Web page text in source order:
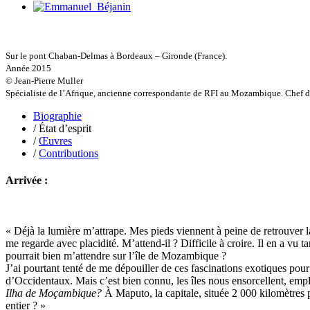
Guillotel Pierre-Antoine
Halluin Bruno d’
Harvey James
Heimburger Mario
Houdaille Christophe
Hussain Fawaz
Hussenet Emmanuel
Imhof Valentine
Klotz Lætitia
Klvana Ilya
Kotry Jérôme
La Brosse Gaële de
Labouche Didier
Lacarrière Jacques
Sur le pont Chaban-Delmas à Bordeaux – Gironde (France).
Année 2015
© Jean-Pierre Muller
Spécialiste de l’Afrique, ancienne correspondante de RFI au Mozambique. Chef
Biographie
/ État d’esprit
/Œuvres
/Contributions
Arrivée :
« Déjà la lumière m’attrape. Mes pieds viennent à peine de
me regarde avec placidité. M’attend-il ? Difficile à croire. Il en a vu
pourrait bien m’attendre sur l’île de Mozambique ?
J’ai pourtant tenté de me dépouiller de ces fascinations exotiques
d’Occidentaux. Mais c’est bien connu, les îles nous ensorcellent,
Ilha de Moçambique? À Maputo, la capitale, située 2 000 kilomètres
entier ? »